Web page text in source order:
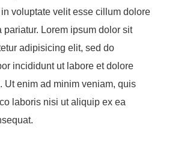
voluptate velit esse cillum dolore
pariatur. Lorem ipsum dolor sit
adipisicing elit, sed do
incididunt ut labore et dolore
Ut enim ad minim veniam, quis
laboris nisi ut aliquip ex ea